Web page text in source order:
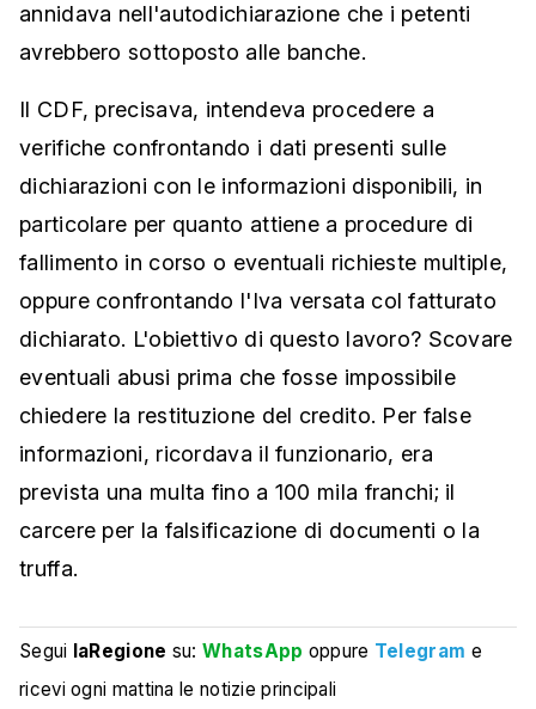
annidava nell'autodichiarazione che i petenti
avrebbero sottoposto alle banche.
Il CDF, precisava, intendeva procedere a
verifiche confrontando i dati presenti sulle
dichiarazioni con le informazioni disponibili, in
particolare per quanto attiene a procedure di
fallimento in corso o eventuali richieste multiple,
oppure confrontando l'Iva versata col fatturato
dichiarato. L'obiettivo di questo lavoro? Scovare
eventuali abusi prima che fosse impossibile
chiedere la restituzione del credito. Per false
informazioni, ricordava il funzionario, era
prevista una multa fino a 100 mila franchi; il
carcere per la falsificazione di documenti o la
truffa.
Segui laRegione su:WhatsApp oppure Telegram e
ricevi ogni mattina le notizie principali